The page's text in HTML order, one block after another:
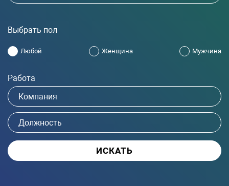
Выбрать пол
Любой Женщина Мужчина
Работа